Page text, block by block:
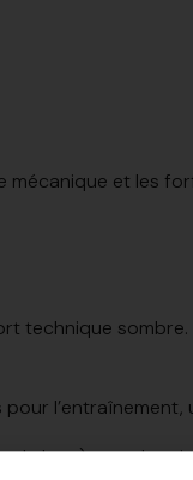
et les
technique
l’entraînement,
logo), pour le